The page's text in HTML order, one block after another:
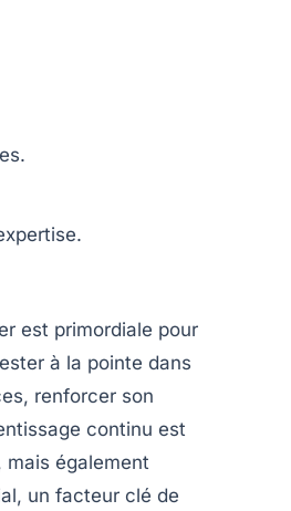
.
est primordiale pour
à la pointe dans
, renforcer son
continu est
également
un facteur clé de